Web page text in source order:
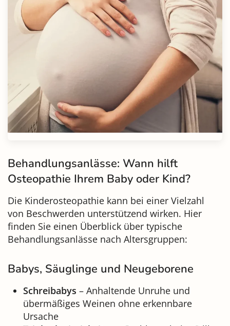
Behandlungsanlässe: Wann hilft
Osteopathie Ihrem Baby oder Kind?
Die Kinderosteopathie kann bei einer Vielzahl
von Beschwerden unterstützend wirken. Hier
finden Sie einen Überblick über typische
Behandlungsanlässe nach Altersgruppen:
Babys, Säuglinge und Neugeborene
Schreibabys – Anhaltende Unruhe und
übermäßiges Weinen ohne erkennbare
Ursache